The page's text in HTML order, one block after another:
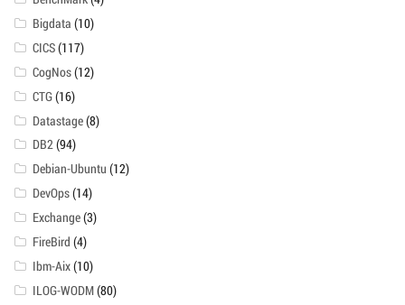
Bigdata (10)
CICS(117)
CogNos(12)
CTG(16)
Datastage(8)
DB2(94)
Debian-Ubuntu (12)
DevOps(14)
Exchange(3)
FireBird (4)
Ibm-Aix(10)
ILOG-WODM(80)